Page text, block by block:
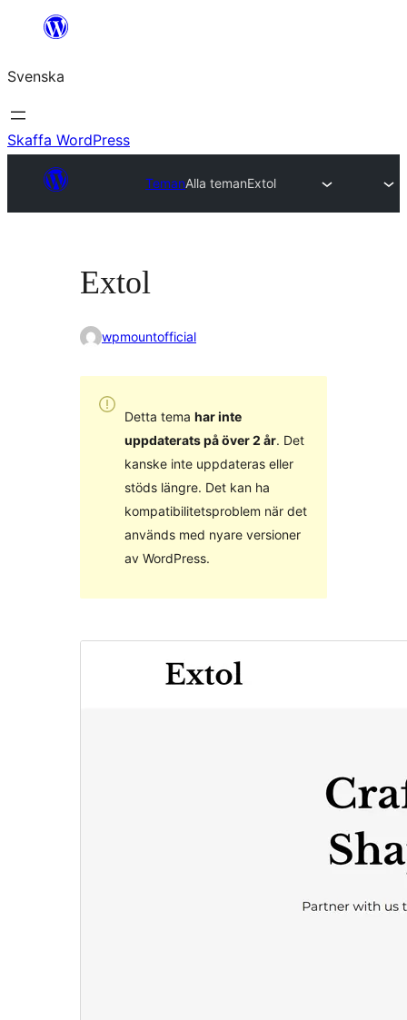
Hoppa
innehåll
Svenska
Skaffa WordPress
TemanAlla temanExtol
Extol
wpmountofficial
Detta tema har inte
uppdaterats på över 2 år. Det
kanske inte uppdateras eller
stöds längre. Det kan ha
kompatibilitetsproblem när det
används med nyare versioner
av WordPress.